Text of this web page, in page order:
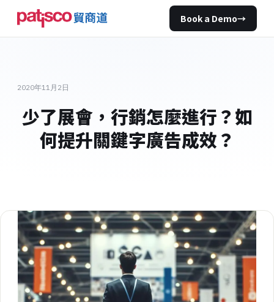
Book a Demo→
2020年11月2日
少了展會，行銷怎麼進行？如
何提升關鍵字廣告成效？